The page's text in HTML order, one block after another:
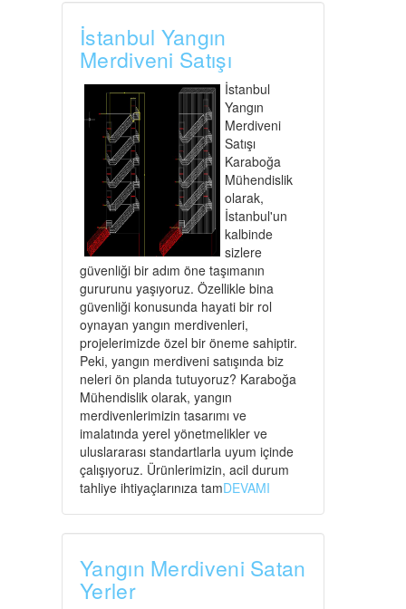
İstanbul Yangın
Merdiveni Satışı
İstanbul
Yangın
Merdiveni
Satışı
Karaboğa
Mühendislik
olarak,
İstanbul'un
kalbinde
sizlere
güvenliği bir adım öne taşımanın
gururunu yaşıyoruz. Özellikle bina
güvenliği konusunda hayati bir rol
oynayan yangın merdivenleri,
projelerimizde özel bir öneme sahiptir.
Peki, yangın merdiveni satışında biz
neleri ön planda tutuyoruz? Karaboğa
Mühendislik olarak, yangın
merdivenlerimizin tasarımı ve
imalatında yerel yönetmelikler ve
uluslararası standartlarla uyum içinde
çalışıyoruz. Ürünlerimizin, acil durum
tahliye ihtiyaçlarınıza tamDEVAMI
Yangın Merdiveni Satan
Yerler